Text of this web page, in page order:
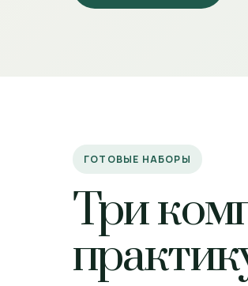
ГОТОВЫЕ НАБОРЫ
Три